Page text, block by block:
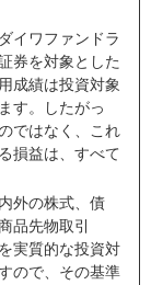
イワファンドラ
券を対象とした
成績は投資対象
す。したがっ
ではなく、これ
損益は、すべて
外の株式、債
品先物取引
実質的な投資対
ので、その基準